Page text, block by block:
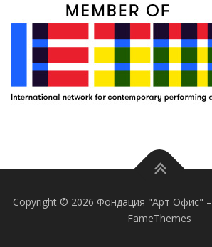
Copyright © 2026 Фондация "Арт Офис" –
FameThemes